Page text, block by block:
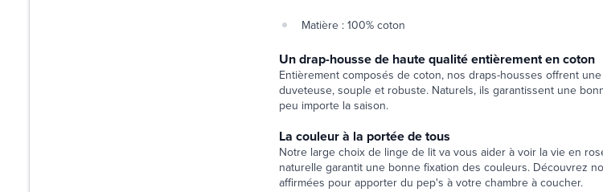
Matière : 100% coton
Un drap-housse de haute qualité entièrement en coton
Entièrement composés de coton, nos draps-housses offrent
duveteuse, souple et robuste. Naturels, ils garantissent une
peu importe la saison.
La couleur à la portée de tous
Notre large choix de linge de lit va vous aider à voir la vie en
naturelle garantit une bonne fixation des couleurs. Découvrez
affirmées pour apporter du pep's à votre chambre à coucher.